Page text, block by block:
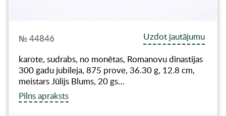
№ 44846
Uzdot jautājumu
karote, sudrabs, no monētas, Romanovu dinastijas
300 gadu jubileja, 875 prove, 36.30 g, 12.8 cm,
meistars Jūlijs Blums, 20 gs…
Pilns apraksts